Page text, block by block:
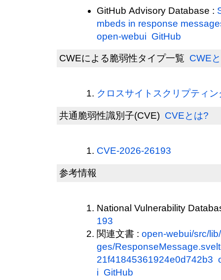
GitHub Advisory Database :
mbeds in response
open-webui GitHub
CWEによる脆弱性タイプ一覧 CWE
クロスサイトスクリプティ
共通脆弱性識別子(CVE) CVEとは?
CVE-2026-26193
参考情報
National Vulnerability
193
関連文書 : open-webui/src/
ges/
21f41845361924e0d742b3
i GitHub